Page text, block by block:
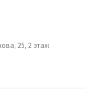
25, 2 этаж